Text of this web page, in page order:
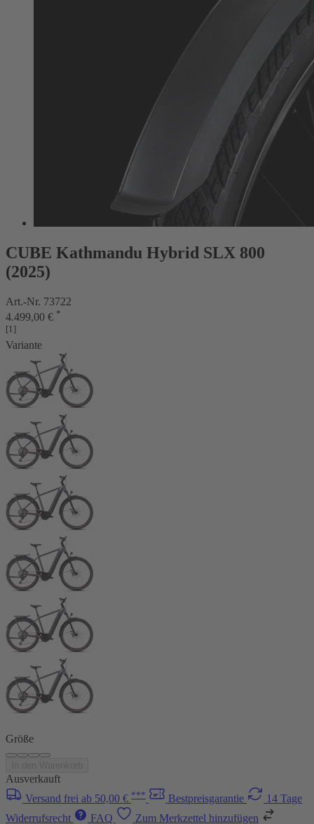
CUBE Kathmandu Hybrid SLX 800
(2025)
Art.-Nr. 73722
4.499,00 € *
[1]
Variante
Größe
Ausverkauft
Versand frei ab 50,00 € *** Bestpreisgarantie
14 Tage
Widerrufsrecht
FAQ
Zum Merkzettel hinzufügen